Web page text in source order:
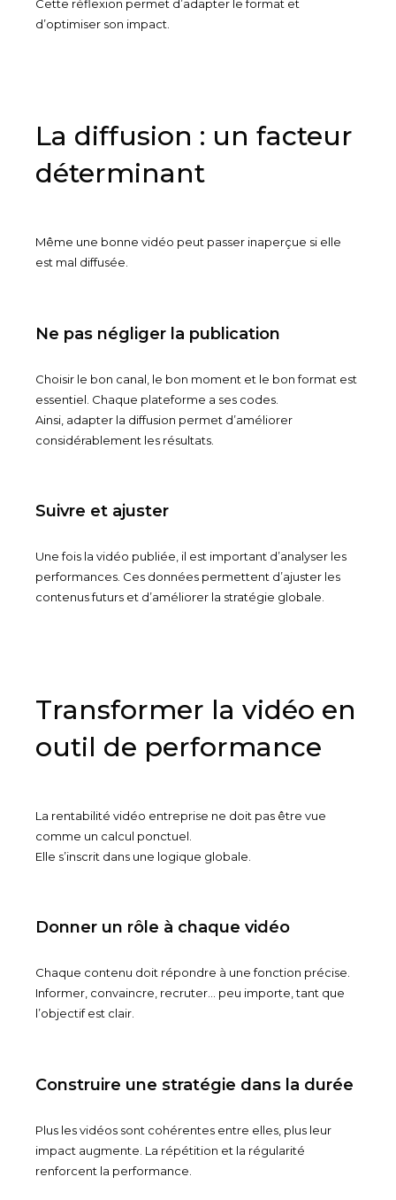
Cette réflexion permet d’adapter le format et
d’optimiser son impact.
La diffusion : un facteur
déterminant
Même une bonne vidéo peut passer inaperçue si elle
est mal diffusée.
Ne pas négliger la publication
Choisir le bon canal, le bon moment et le bon format est
essentiel. Chaque plateforme a ses codes.
Ainsi, adapter la diffusion permet d’améliorer
considérablement les résultats.
Suivre et ajuster
Une fois la vidéo publiée, il est important d’analyser les
performances. Ces données permettent d’ajuster les
contenus futurs et d’améliorer la stratégie globale.
Transformer la vidéo en
outil de performance
La rentabilité vidéo entreprise ne doit pas être vue
comme un calcul ponctuel.
Elle s’inscrit dans une logique globale.
Donner un rôle à chaque vidéo
Chaque contenu doit répondre à une fonction précise.
Informer, convaincre, recruter… peu importe, tant que
l’objectif est clair.
Construire une stratégie dans la durée
Plus les vidéos sont cohérentes entre elles, plus leur
impact augmente. La répétition et la régularité
renforcent la performance.